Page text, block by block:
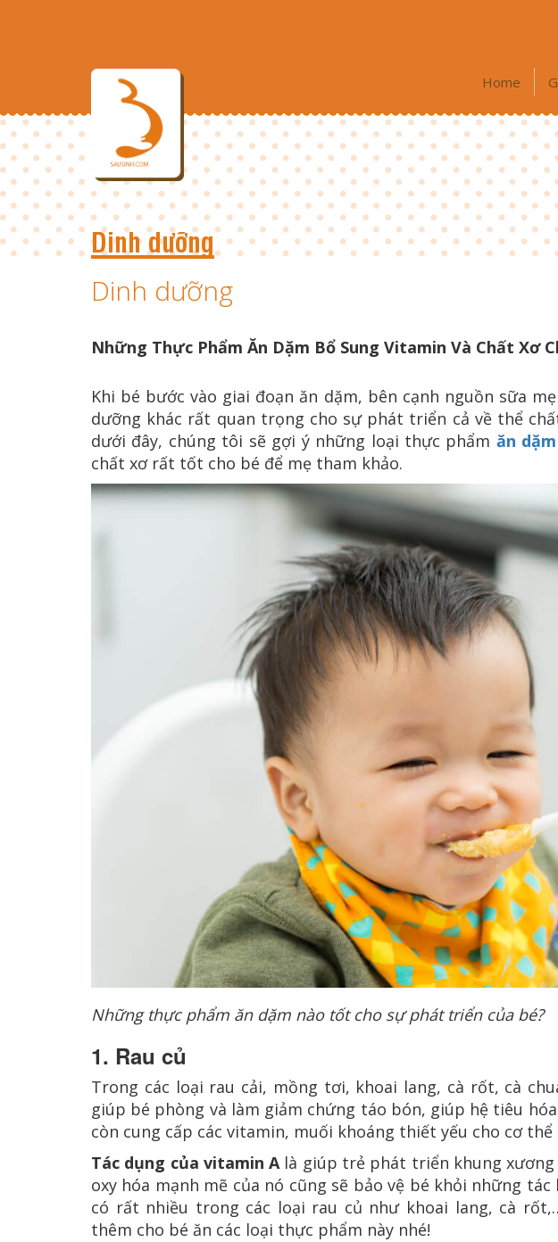
Home
Dinh dưỡng
Dinh dưỡng
Những Thực Phẩm Ăn Dặm Bổ Sung Vitamin Và Chất Xơ
Khi bé bước vào giai đoạn ăn dặm, bên cạnh nguồn sữa
dưỡng khác rất quan trọng cho sự phát triển cả về thể
dưới đây, chúng tôi sẽ gợi ý những loại thực phẩm ăn dặm
chất xơ rất tốt cho bé để mẹ tham khảo.
Những thực phẩm ăn dặm nào tốt cho sự phát triển của bé?
1. Rau củ
Trong các loại rau cải, mồng tơi, khoai lang, cà rốt, cà
giúp bé phòng và làm giảm chứng táo bón, giúp hệ tiêu
còn cung cấp các vitamin, muối khoáng thiết yếu cho cơ thể
Tác dụng của vitamin Alà giúp trẻ phát triển khung
oxy hóa mạnh mẽ của nó cũng sẽ bảo vệ bé khỏi những
có rất nhiều trong các loại rau củ như khoai lang, cà
thêm cho bé ăn các loại thực phẩm này nhé!